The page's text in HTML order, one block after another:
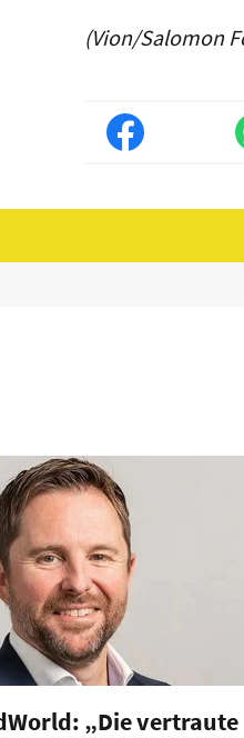
(Vion/Salomon
„Die vertraute